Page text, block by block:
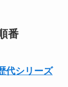
番
代シリーズ